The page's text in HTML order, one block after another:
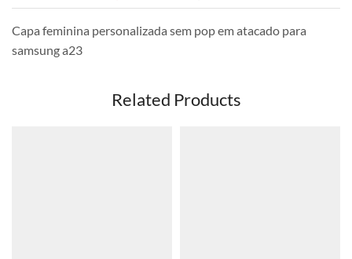
Capa feminina personalizada sem pop em atacado para
samsung a23
Related Products